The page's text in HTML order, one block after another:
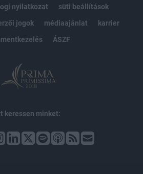
nyilatkozat
süti beállítások
jogok médiaajánlat
karrier
ÁSZF
keressen minket: